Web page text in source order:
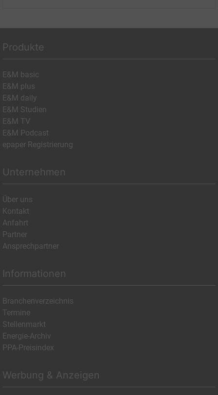
Produkte
E&M basic
E&M plus
E&M daily
E&M Studien
E&M TV
E&M Podcast
epaper Registrierung
Unternehmen
Über uns
Kontakt
Anfahrt
Partner
Ansprechpartner
Informationen
Branchenverzeichnis
Termine
Stellenmarkt
Energie-Archiv
PPA-Preisindex
Werbung & Anzeigen